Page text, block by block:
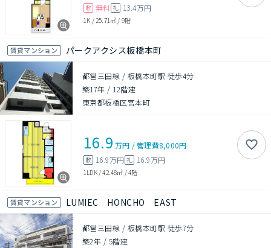
敷 無料 礼 13.4万円
1K / 25.71㎡ / 9階
賃貸マンション パークアクシス板橋本町
都営三田線 / 板橋本町駅 徒歩4分
築17年 / 12階建
東京都板橋区宮本町
16.9 万円 /管理費8,000円
敷 16.9万円 礼 16.9万円
1LDK/42.48㎡ /4階
賃貸マンション LUMIEC HONCHO EAST
都営三田線 / 板橋本町駅 徒歩7分
築2年 / 5階建